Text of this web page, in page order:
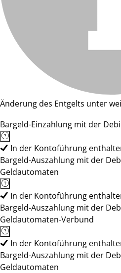
Änderung des Entgelts unter
Bargeld-Einzahlung mit der
In der Kontoführung
Bargeld-Auszahlung mit der
Geldautomaten
In der Kontoführung
Bargeld-Auszahlung mit der
Geldautomaten-Verbund
In der Kontoführung
Bargeld-Auszahlung mit der
Geldautomaten